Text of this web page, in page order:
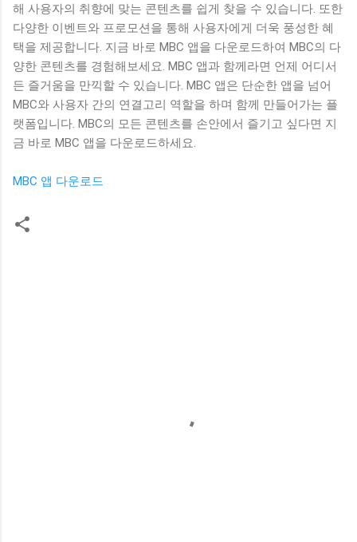
해 사용자의 취향에 맞는 콘텐츠를 쉽게 찾을 수 있습니다. 또한
다양한 이벤트와 프로모션을 통해 사용자에게 더욱 풍성한 혜
택을 제공합니다. 지금 바로 MBC 앱을 다운로드하여 MBC의 다
양한 콘텐츠를 경험해보세요. MBC 앱과 함께라면 언제 어디서
든 즐거움을 만끽할 수 있습니다. MBC 앱은 단순한 앱을 넘어
MBC와 사용자 간의 연결고리 역할을 하며 함께 만들어가는 플
랫폼입니다. MBC의 모든 콘텐츠를 손안에서 즐기고 싶다면 지
금 바로 MBC 앱을 다운로드하세요.
MBC 앱 다운로드